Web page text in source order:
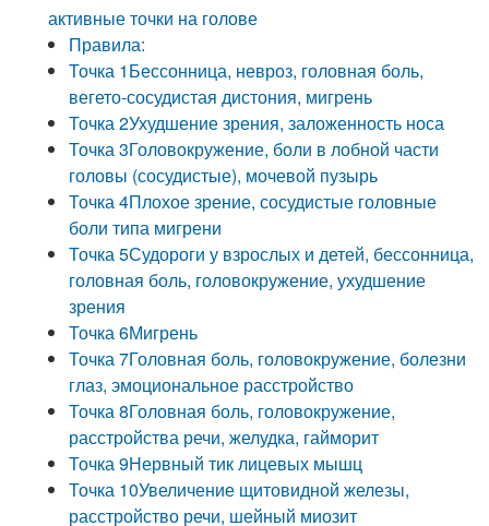
активные точки на голове
Правила:
Точка 1Бессонница, невроз, головная боль,
вегето-сосудистая дистония, мигрень
Точка 2Ухудшение зрения, заложенность носа
Точка 3Головокружение, боли в лобной части
головы (сосудистые), мочевой пузырь
Точка 4Плохое зрение, сосудистые головные
боли типа мигрени
Точка 5Судороги у взрослых и детей, бессонница,
головная боль, головокружение, ухудшение
зрения
Точка 6Мигрень
Точка 7Головная боль, головокружение, болезни
глаз, эмоциональное расстройство
Точка 8Головная боль, головокружение,
расстройства речи, желудка, гайморит
Точка 9Нервный тик лицевых мышц
Точка 10Увеличение щитовидной железы,
расстройство речи, шейный миозит